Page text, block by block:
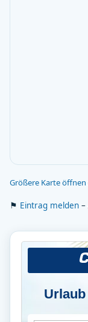
Größere Karte
⚑ Eintrag melden –